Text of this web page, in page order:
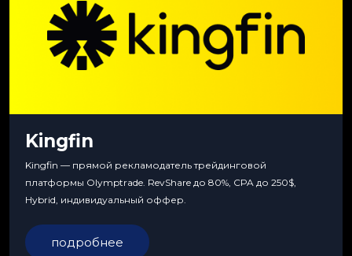
Kingfin
Kingfin — прямой рекламодатель трейдинговой
платформы Olymptrade. RevShare до 80%, CPA до 250$,
Hybrid, индивидуальный оффер.
подробнее